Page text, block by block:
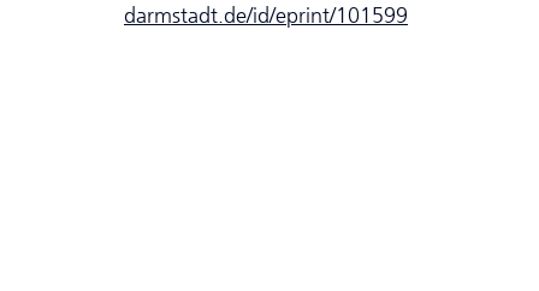
darmstadt.de/id/eprint/101599